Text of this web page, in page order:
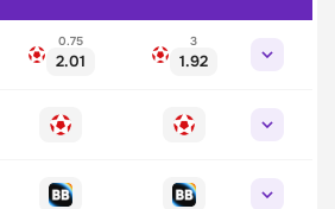
0.75
2.01
3
1.92